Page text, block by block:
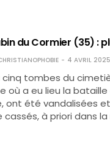
du Cormier (35) :
4 AVRIL 2025
tombes du
où a eu lieu la
ont été vandalisées
cassés, à priori dans la